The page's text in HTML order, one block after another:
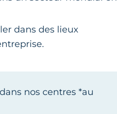
dans des lieux
nos centres *au